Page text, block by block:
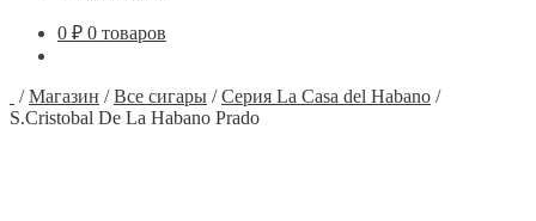
0 ₽ 0 товаров
/Магазин /Все сигары /Серия La Casa del Habano /
S.Cristobal De La Habano Prado